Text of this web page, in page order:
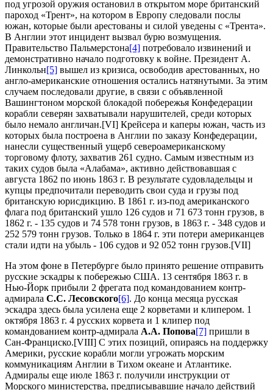
под угрозой оружия остановил в открытом море британский
пароход «Трент», на котором в Европу следовали послы
южан, которые были арестованы и силой уведены с «Трента».
В Англии этот инцидент вызвал бурю возмущения.
Правительство Пальмерстона[4] потребовало извинений и
демонстративно начало подготовку к войне. Президент А.
Линкольн[5] вышел из кризиса, освободив арестованных, но
англо-американские отношения остались натянутыми. За этим
случаем последовали другие, в связи с объявленной
Вашингтоном морской блокадой побережья Конфедерации
корабли северян захватывали нарушителей, среди которых
было немало англичан.[VI] Крейсера и каперы южан, часть из
которых была построена в Англии по заказу Конфедерации,
нанесли существенный ущерб североамериканскому
торговому флоту, захватив 261 судно. Самым известным из
таких судов была «Алабама», активно действовавшая с
августа 1862 по июнь 1863 г. В результате судовладельцы и
купцы предпочитали переводить свои суда и грузы под
британскую юрисдикцию. В 1861 г. из-под американского
флага под британский ушло 126 судов и 71 673 тонн грузов, в
1862 г. - 135 судов и 74 578 тонн грузов, в 1863 г. - 348 судов и
252 579 тонн грузов. Только в 1864 г. эти потери американцев
стали идти на убыль - 106 судов и 92 052 тонн грузов.[VII]
На этом фоне в Петербурге было принято решение отправить
русские эскадры к побережью США. 13 сентября 1863 г. в
Нью-Йорк прибыли 2 фрегата под командованием контр-
адмирала С.С. Лесовского[6]. До конца месяца русская
эскадра здесь была усилена еще 2 корветами и клипером. 1
октября 1863 г. 4 русских корвета и 1 клипер под
командованием контр-адмирала А.А. Попова[7] пришли в
Сан-Франциско.[VIII] С этих позиций, опираясь на поддержку
Америки, русские корабли могли угрожать морским
коммуникациям Англии в Тихом океане и Атлантике.
Адмиралы еще июле 1863 г. получили инструкции от
Морского министерства, предписывавшие начало действий